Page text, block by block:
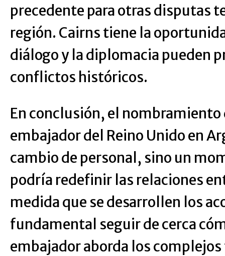
precedente para otras disputas
región. Cairns tiene la
diálogo y la diplomacia pueden
conflictos históricos.
En conclusión, el nombramiento
embajador del Reino Unido en
cambio de personal, sino un
podría redefinir las relaciones
medida que se desarrollen los
fundamental seguir de cerca
embajador aborda los